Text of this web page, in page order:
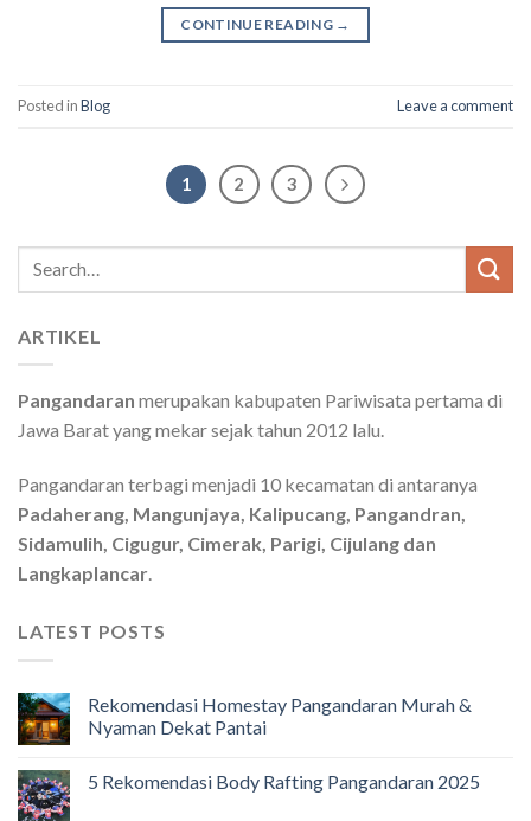
CONTINUE READING →
Posted inBlog Leave a comment
1 2 3
Search
ARTIKEL
Pangandaran merupakan kabupaten Pariwisata pertama di
Jawa Barat yang mekar sejak tahun 2012 lalu.
Pangandaran terbagi menjadi 10 kecamatan di antaranya
Padaherang, Mangunjaya, Kalipucang, Pangandran,
Sidamulih, Cigugur, Cimerak, Parigi, Cijulang dan
Langkaplancar.
LATEST POSTS
Rekomendasi Homestay Pangandaran Murah &
Nyaman Dekat Pantai
5 Rekomendasi Body Rafting Pangandaran 2025